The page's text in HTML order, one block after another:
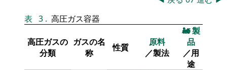
表 3 . 高圧ガス容器
高圧ガスの
分類
ガスの名
称
性質
原料
／製法
🚂製
品
／用
途